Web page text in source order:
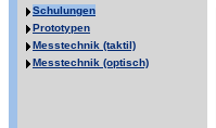
Schulungen
Prototypen
Messtechnik (taktil)
Messtechnik (optisch)